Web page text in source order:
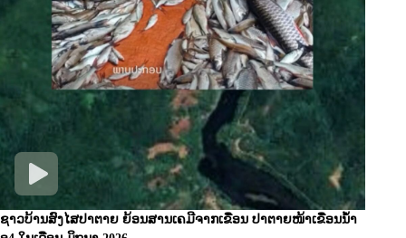
ຊາວບ້ານສົງໄສປາຕາຍ ຍ້ອນສານເຄມີຈາກເຂື່ອນ ປາຕາຍໜ້າເຂື່ອນນໍ້າ